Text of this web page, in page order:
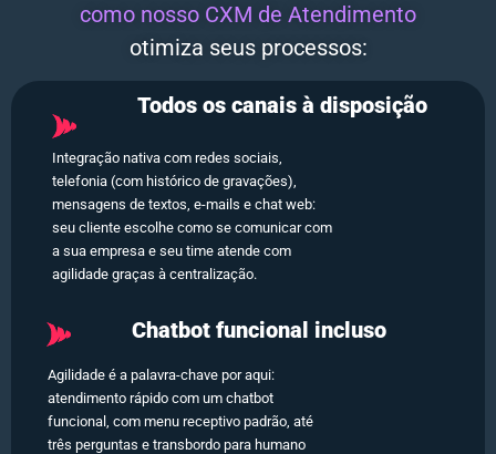
como nosso CXM de Atendimento
otimiza seus processos:
Todos os canais à disposição
Integração nativa com redes sociais,
telefonia (com histórico de gravações),
mensagens de textos, e-mails e chat web:
seu cliente escolhe como se comunicar com
a sua empresa e seu time atende com
agilidade graças à centralização.
Chatbot funcional incluso
Agilidade é a palavra-chave por aqui:
atendimento rápido com um chatbot
funcional, com menu receptivo padrão, até
três perguntas e transbordo para humano